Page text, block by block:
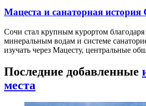
Мацеста и санаторная история
Сочи стал крупным курортом благодаря
минеральным водам и системе
изучать через Мацесту, центральные
Последние добавленные
места